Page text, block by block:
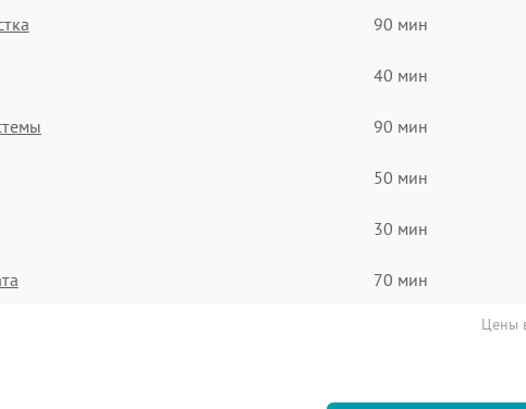
90 мин
40 мин
90 мин
50 мин
30 мин
70 мин
Цены